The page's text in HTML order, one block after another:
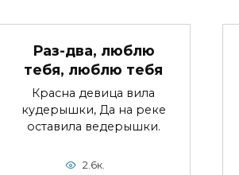
Раз-два, люблю
тебя, люблю тебя
Красна девица вила
кудерышки, Да на реке
оставила ведерышки.
2.6к.